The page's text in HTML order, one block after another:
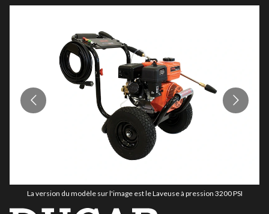
La version du modèle sur l'image est le Laveuse à pression 3200 PSI